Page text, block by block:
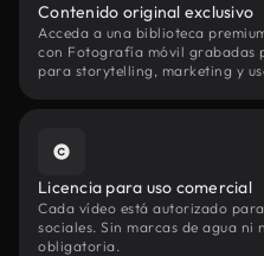
Contenido original exclusivo
Acceda a una biblioteca
con Fotografía móvil grabadas
para storytelling, marketing y
Licencia para uso comercial
Cada vídeo está autorizado
sociales. Sin marcas de agua ni
obligatoria.